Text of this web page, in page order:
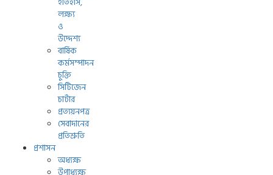
লক্ষ্য
ও
উদ্দেশ্য
বার্ষিক
কর্মসম্পাদন
চুক্তি
সিটিজেন
চার্টার
প্রত্যয়নপত্র
সেবাদানের
প্রতিশ্রুতি
প্রশাসন
অধ্যক্ষ